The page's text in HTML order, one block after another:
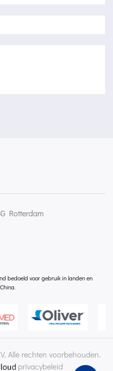
Rotterdam
bedoeld voor gebruik in landen en
Alle rechten voorbehouden.
privacybeleid